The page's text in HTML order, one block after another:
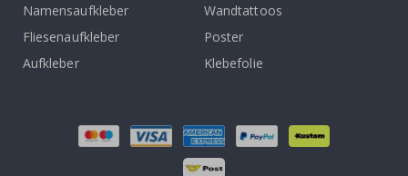
Namensaufkleber
Wandtattoos
Fliesenaufkleber
Poster
Aufkleber
Klebefolie